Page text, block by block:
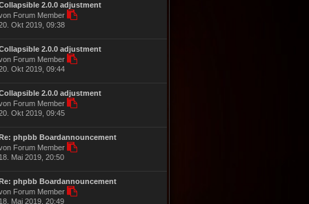
s
t
B
e
i
a
g
2.0.0 adjustment
Forum Member
N
s
t
B
e
i
a
g
Okt 2019, 09:38
2.0.0 adjustment
Forum Member
N
s
t
B
e
i
a
g
Okt 2019, 09:44
2.0.0 adjustment
Forum Member
N
s
t
B
e
i
Okt 2019, 09:45
phpbb Boardannouncement
Forum Member
N
s
t
18. Mai 2019, 20:50
phpbb Boardannouncement
Forum Member
N
18. Mai 2019, 20:49